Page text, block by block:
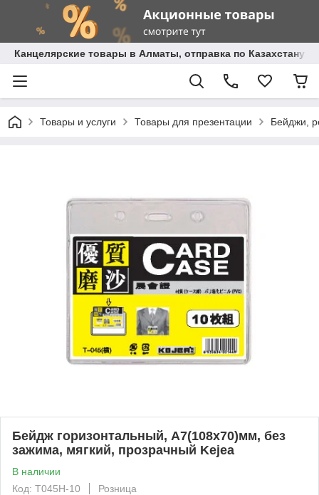
Канцелярские товары в Алматы, отправка по Казахстану.
Товары и услуги Товары для презентации Бейджи,
Бейдж горизонтальный, А7(108x70)мм, без
зажима, мягкий, прозрачный Kejea
В наличии
Код: T045H-10
Розница